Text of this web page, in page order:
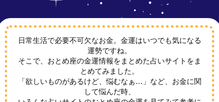
日常生活で必要不可欠なお金。金運はいつでも気になる
運勢ですね。
そこで、おとめ座の金運情報をまとめた占いサイトをま
とめてみました。
「欲しいものがあるけど、悩むなぁ…」など、お金に関
して悩んだ時、